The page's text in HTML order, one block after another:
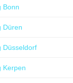
Bonn
Düren
Düsseldorf
Kerpen